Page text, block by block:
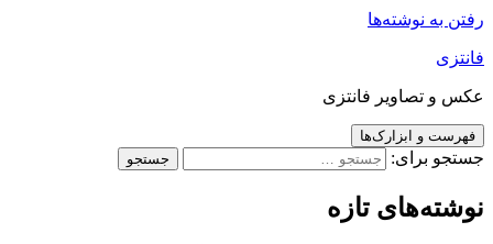
رفتن به نوشته‌ها
فانتزی
عکس و تصاویر فانتزی
فهرست و ابزارک‌ها
جستجو برای:
نوشته‌های تازه